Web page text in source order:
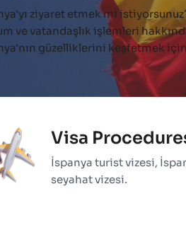
ziyaret etmek mi
ve vatandaşlık işlemleri
güzelliklerini keşfetmek
Visa
İspanya turist vizesi,
seyahat vizesi.